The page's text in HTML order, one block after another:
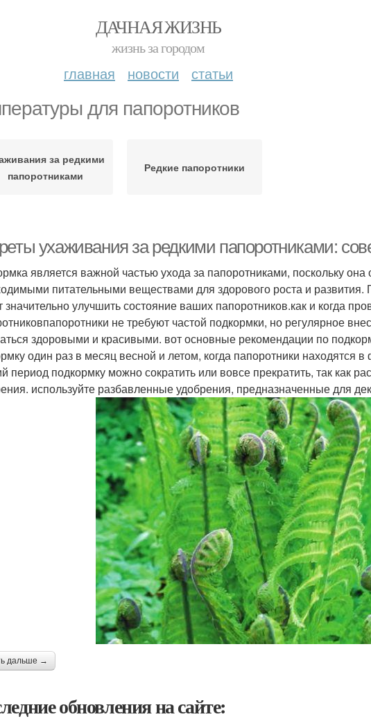
ДАЧНАЯ ЖИЗНЬ
жизнь за городом
главная новости статьи
для папоротников
за редкими
папоротниками
Редкие папоротники
ухаживания за редкими папоротниками:
является важной частью ухода за папоротниками, поскольку она
питательными веществами для здорового роста и
значительно улучшить состояние ваших папоротников.как и когда
не требуют частой подкормки, но регулярное
здоровыми и красивыми. вот основные рекомендации по
один раз в месяц весной и летом, когда папоротники находятся
период подкормку можно сократить или вовсе прекратить, так как
используйте разбавленные удобрения, предназначенные для
дальше →
обновления на сайте: